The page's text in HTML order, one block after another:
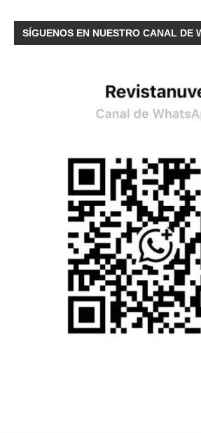
SÍGUENOS EN NUESTRO CANAL DE